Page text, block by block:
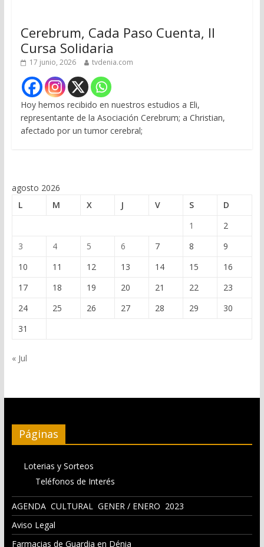
Cerebrum, Cada Paso Cuenta, II
Cursa Solidaria
17 junio, 2026 tvdenia.com
Hoy hemos recibido en nuestros estudios a Eli,
representante de la Asociación Cerebrum; a Christian,
afectado por un tumor cerebral;
agosto 2026
L
M X J V S
D
1
2
3
4 5 6 7 8
9
10
11 12 13 14 15
16
17
18 19 20 21 22
23
24
25 26 27 28 29
30
31
« Jul
Páginas
Loterias y Sorteos
Teléfonos de Interés
AGENDA CULTURAL GENER / ENERO 2023
Aviso Legal
Farmacias de Guardia en Dénia